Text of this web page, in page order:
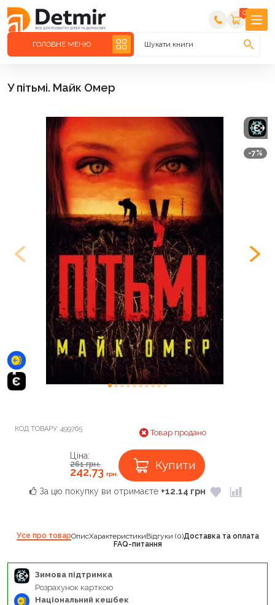
0
ГОЛОВНЕ МЕНЮ Шукати книги
У пітьмі. Майк Омер
-7%
КОД ТОВАРУ: 499765 Товар продано
Ціна:
261грн.
242,73 грн.
Купити
За цю покупку ви отримаєте +12.14 грн
Усе про товарОписХарактеристикиВідгуки (0)Доставка та оплата
FAQ-питання
Зимова підтримка
Розрахунок карткою
Національний кешбек